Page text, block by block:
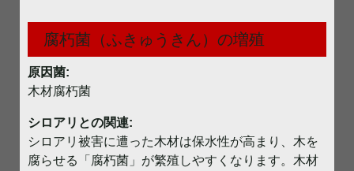
腐朽菌（ふきゅうきん）の増殖
原因菌:
木材腐朽菌
シロアリとの関連:
シロアリ被害に遭った木材は保水性が高まり、木を
腐らせる「腐朽菌」が繁殖しやすくなります。木材